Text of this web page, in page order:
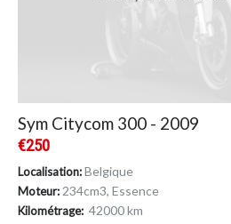
Sym Citycom 300 - 2009
€250
Localisation:Belgique
Moteur: 234cm3, Essence
Kilométrage: 42000 km